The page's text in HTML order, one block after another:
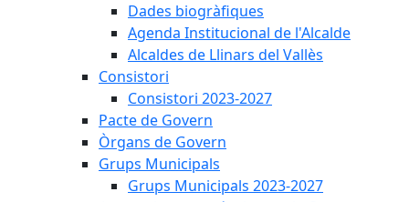
Dades biogràfiques
Agenda Institucional de l'Alcalde
Alcaldes de Llinars del Vallès
Consistori
Consistori 2023-2027
Pacte de Govern
Òrgans de Govern
Grups Municipals
Grups Municipals 2023-2027